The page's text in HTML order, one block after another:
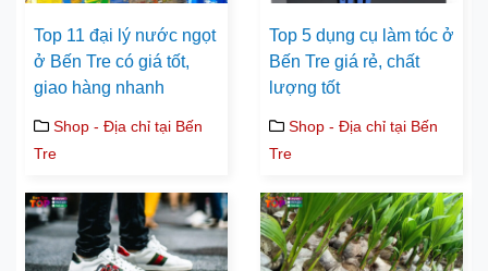
Top 11 đại lý nước ngọt
ở Bến Tre có giá tốt,
giao hàng nhanh
Shop - Địa chỉ tại Bến
Tre
Top 5 dụng cụ làm tóc ở
Bến Tre giá rẻ, chất
lượng tốt
Shop - Địa chỉ tại Bến
Tre